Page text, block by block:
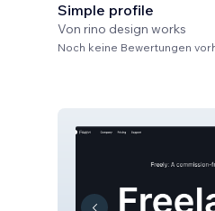
Simple profile
Von rino design works
Noch keine Bewertungen